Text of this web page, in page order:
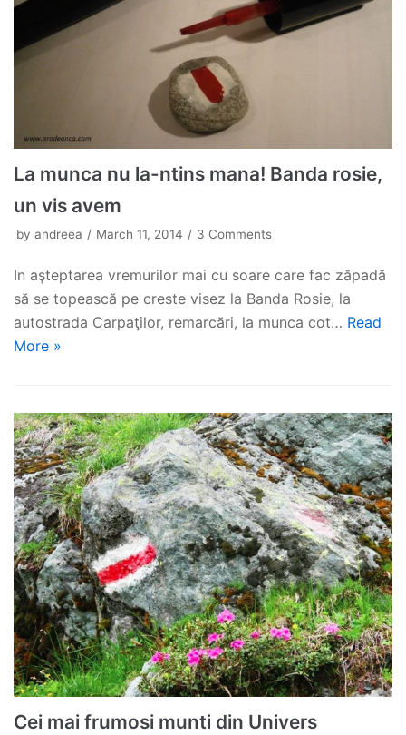
La munca nu la-ntins mana! Banda rosie,
un vis avem
by andreea March 11, 2014 3 Comments
In aşteptarea vremurilor mai cu soare care fac zăpadă
să se topească pe creste visez la Banda Rosie, la
autostrada Carpaţilor, remarcări, la munca cot… Read
More »
Cei mai frumosi munti din Univers